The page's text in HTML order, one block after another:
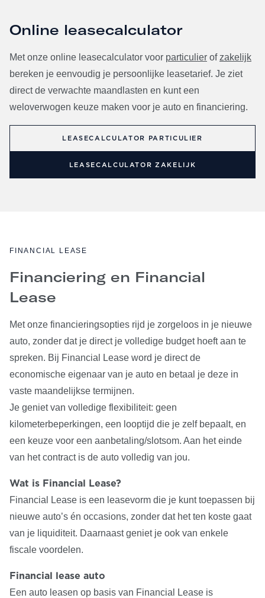
Online leasecalculator
Met onze online leasecalculator voor particulier of zakelijk
bereken je eenvoudig je persoonlijke leasetarief. Je ziet
direct de verwachte maandlasten en kunt een
weloverwogen keuze maken voor je auto en financiering.
LEASECALCULATOR PARTICULIER
LEASECALCULATOR ZAKELIJK
FINANCIAL LEASE
Financiering en Financial
Lease
Met onze financieringsopties rijd je zorgeloos in je nieuwe
auto, zonder dat je direct je volledige budget hoeft aan te
spreken. Bij Financial Lease word je direct de
economische eigenaar van je auto en betaal je deze in
vaste maandelijkse termijnen.
Je geniet van volledige flexibiliteit: geen
kilometerbeperkingen, een looptijd die je zelf bepaalt, en
een keuze voor een aanbetaling/slotsom. Aan het einde
van het contract is de auto volledig van jou.
Wat is Financial Lease?
Financial Lease is een leasevorm die je kunt toepassen bij
nieuwe auto’s én occasions, zonder dat het ten koste gaat
van je liquiditeit. Daarnaast geniet je ook van enkele
fiscale voordelen.
Financial lease auto
Een auto leasen op basis van Financial Lease is